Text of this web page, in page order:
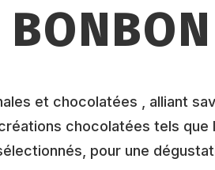
et chocolatées , alliant
chocolatées tels
pour une